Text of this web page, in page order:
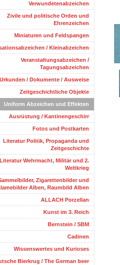
Verwundetenabzeichen
Zivile und politische Orden und
Ehrenzeichen
Miniaturen und Feldspangen
/ Kleinabzeichen
Veranstaltungsabzeichen /
Tagungsabzeichen
Urkunden / Dokumente / Ausweise
Zeitgeschichtliche Objekte
Uniform Abzeichen und Effekten
Ausrüstung / Kantinengeschirr
Fotos und Postkarten
Literatur Politik, Propaganda und
Zeitgeschichte
Literatur Wehrmacht, Militär und 2.
Weltkrieg
Zigarettenbilder und
Alben, Raumbild Alben
ALLACH Porzellan
Kunst im 3. Reich
Bernstein / SBM
Cadinen
Wissenswertes und Kurioses
Bierkrug / The German beer